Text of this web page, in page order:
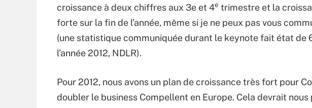
croissance à deux chiffres aux 3e et 4e trimestre et la
forte sur la fin de l’année, même si je ne peux pas vous
(une statistique communiquée durant le keynote fait état de
l’année 2012, NDLR).
Pour 2012, nous avons un plan de croissance très fort pour
doubler le business Compellent en Europe. Cela devrait